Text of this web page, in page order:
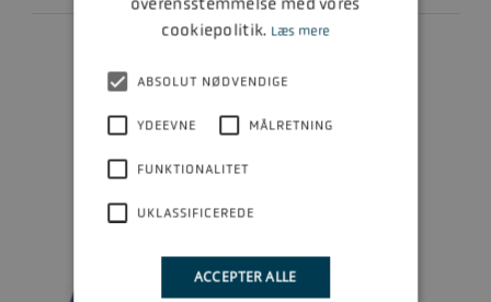
cookiepolitik. Læs mere
ABSOLUT NØDVENDIGE
YDEEVNE MÅLRETNING
FUNKTIONALITET
UKLASSIFICEREDE
ACCEPTER ALLE